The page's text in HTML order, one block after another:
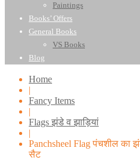
Paintings
Books’ Offers
General Books
VS Books
Blog
Home
|
Fancy Items
|
Flags झंडे व झाड़ियां
|
Panchsheel Flag पंचशील का
सैट